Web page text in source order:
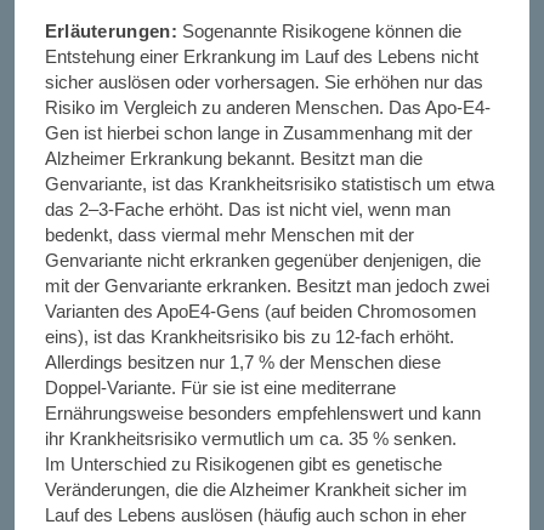
Erläuterungen: Sogenannte Risikogene können die
Entstehung einer Erkrankung im Lauf des Lebens nicht
sicher auslösen oder vorhersagen. Sie erhöhen nur das
Risiko im Vergleich zu anderen Menschen. Das Apo-E4-
Gen ist hierbei schon lange in Zusammenhang mit der
Alzheimer Erkrankung bekannt. Besitzt man die
Genvariante, ist das Krankheitsrisiko statistisch um etwa
das 2–3-Fache erhöht. Das ist nicht viel, wenn man
bedenkt, dass viermal mehr Menschen mit der
Genvariante nicht erkranken gegenüber denjenigen, die
mit der Genvariante erkranken. Besitzt man jedoch zwei
Varianten des ApoE4-Gens (auf beiden Chromosomen
eins), ist das Krankheitsrisiko bis zu 12-fach erhöht.
Allerdings besitzen nur 1,7 % der Menschen diese
Doppel-Variante. Für sie ist eine mediterrane
Ernährungsweise besonders empfehlenswert und kann
ihr Krankheitsrisiko vermutlich um ca. 35 % senken.
Im Unterschied zu Risikogenen gibt es genetische
Veränderungen, die die Alzheimer Krankheit sicher im
Lauf des Lebens auslösen (häufig auch schon in eher